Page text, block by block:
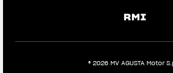
RMI
® 2026 MV AGUSTA Motor